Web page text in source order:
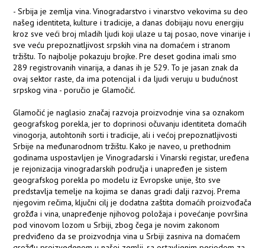
- Srbija je zemlja vina. Vinogradarstvo i vinarstvo vekovima su deo
našeg identiteta, kulture i tradicije, a danas dobijaju novu energiju
kroz sve veći broj mladih ljudi koji ulaze u taj posao, nove vinarije i
sve veću prepoznatljivost srpskih vina na domaćem i stranom
tržištu. To najbolje pokazuju brojke. Pre deset godina imali smo
289 registrovanih vinarija, a danas ih je 529. To je jasan znak da
ovaj sektor raste, da ima potencijal i da ljudi veruju u budućnost
srpskog vina - poručio je Glamočić.
Glamočić je naglasio značaj razvoja proizvodnje vina sa oznakom
geografskog porekla, jer to doprinosi očuvanju identiteta domaćih
vinogorja, autohtonih sorti i tradicije, ali i većoj prepoznatljivosti
Srbije na međunarodnom tržištu. Kako je naveo, u prethodnim
godinama uspostavljen je Vinogradarski i Vinarski registar, uređena
je rejonizacija vinogradarskih područja i unapređen je sistem
geografskog porekla po modelu iz Evropske unije, što sve
predstavlja temelje na kojima se danas gradi dalji razvoj. Prema
njegovim rečima, ključni cilj je dodatna zaštita domaćih proizvođača
grožđa i vina, unapređenje njihovog položaja i povećanje površina
pod vinovom lozom u Srbiji, zbog čega je novim zakonom
predviđeno da se proizvodnja vina u Srbiji zasniva na domaćem